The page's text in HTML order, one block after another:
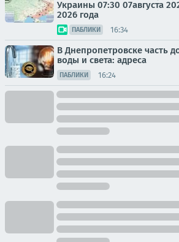
Украины 07:30 07августа
2026 года
ПАБЛИКИ 16:34
В Днепропетровске часть
воды и света: адреса
ПАБЛИКИ 16:24